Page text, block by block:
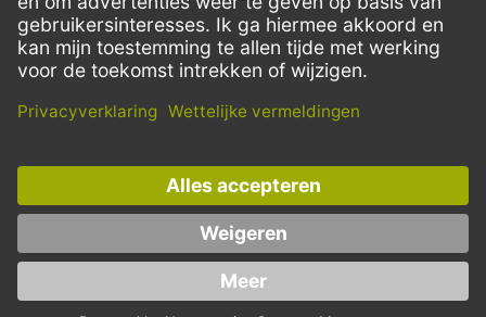
Dit aanbod is enkel bedoeld voor horeca, handel, industrie, handwerk,
overheidsinstanties en vrije beroepen. Particuliere aankopen zijn
uitgesloten.
* Prijzen zijn excl. BTW en Verzending
** Op dit moment wordt de klantenservice alleen in het Engels en